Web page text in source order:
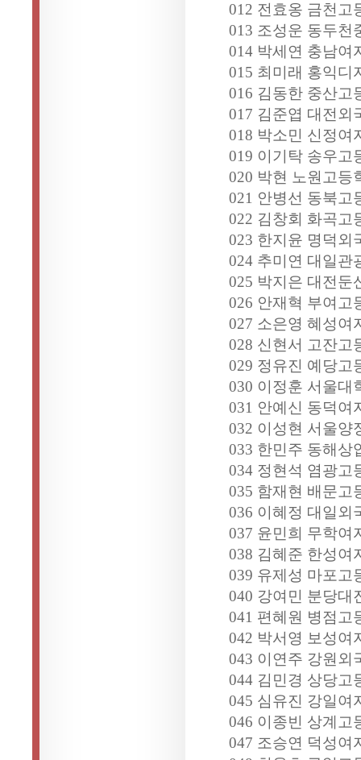
012 전효옹 금천고
013 조성운 동두천
014 박세연 충남여
015 최미래 홍익디
016 김동한 중산고
017 김준엽 대전외
018 박소민 신정여
019 이기탁 송우고
020 박현 노원고등
021 안병선 동북고
022 김창회 화곡고
023 한지윤 명덕외
024 추미연 대일관
025 박지은 대전둔
026 안재혁 부여고
027 소은영 혜성여
028 신현서 고잔고
029 정유진 예당고
030 이정훈 서울대
031 안예신 동덕여
032 이성현 서울양
033 한민주 동해상
034 정현석 염광고
035 함재현 배문고
036 이혜정 대일외
037 윤민희 무학여
038 김혜준 한성여
039 유제성 마포고
040 강여민 분당대
041 편혜원 병점고
042 박서영 보성여
043 이연주 강원외
044 김민경 상당고
045 심유진 강일여
046 이종빈 상계고
047 조승연 덕성여